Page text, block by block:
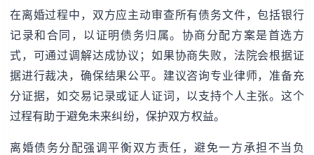
在离婚过程中，双方应主动审查所有债务文件，包括银行
记录和合同，以证明债务归属。协商分配方案是首选方
式，可通过调解达成协议；如果协商失败，法院会根据证
据进行裁决，确保结果公平。建议咨询专业律师，准备充
分证据，如交易记录或证人证词，以支持个人主张。这个
过程有助于避免未来纠纷，保护双方权益。
离婚债务分配强调平衡双方责任，避免一方承担不当负